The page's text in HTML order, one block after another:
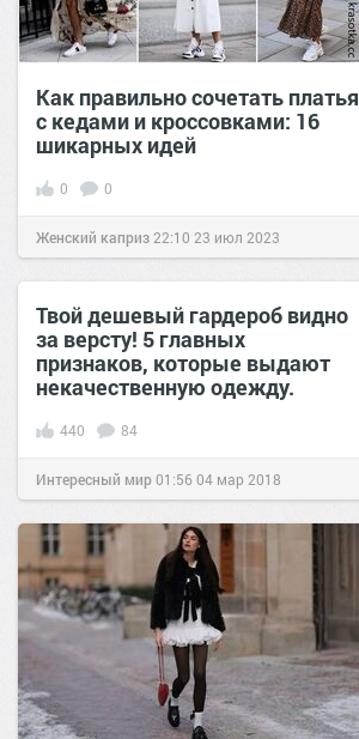
Как правильно сочетать платья
с кедами и кроссовками: 16
шикарных идей
0 0
Женский каприз 22:10 23 июл 2023
Твой дешевый гардероб видно
за версту! 5 главных
признаков, которые выдают
некачественную одежду.
440 84
Интересный мир01:5604 мар 2018